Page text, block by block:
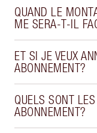
QUAND LE
ME SERA-T-IL
ET SI JE VEUX
ABONNEMENT?
QUELS SONT
ABONNEMENT?